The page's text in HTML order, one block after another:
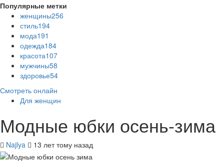
Популярные метки
женщины256
стиль194
мода191
одежда184
красота107
мужчины58
здоровье54
Смотреть онлайн
Для женщин
Модные юбки осень-зима
Najlya 13 лет тому назад